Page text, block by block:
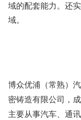
域的配套能力。还
域。
博众优浦（常熟）
密铸造有限公司，
主要从事汽车、通